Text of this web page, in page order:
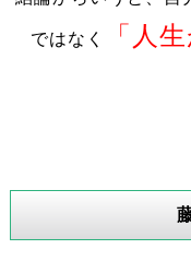
ではなく 「人